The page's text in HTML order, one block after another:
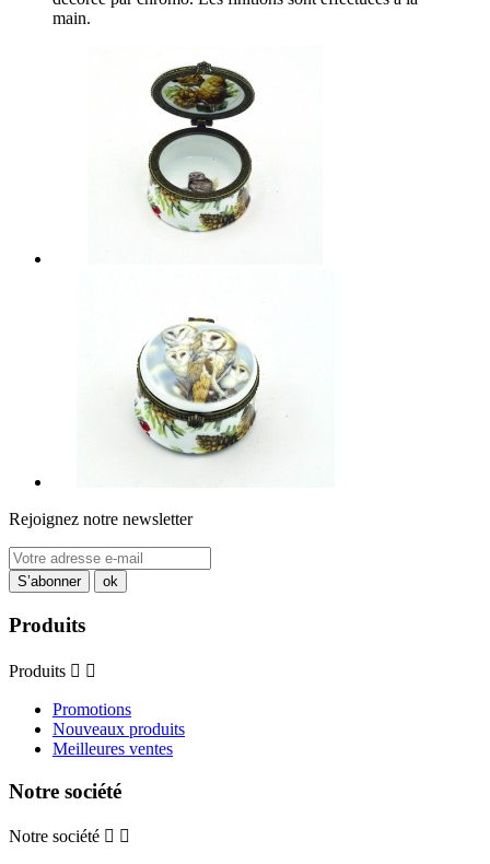
main.
Rejoignez notre newsletter
Produits
Produits  
Promotions
Nouveaux produits
Meilleures ventes
Notre société
Notre société  